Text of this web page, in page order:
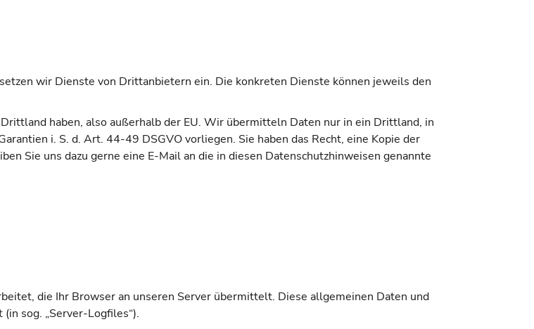
wir Dienste von Drittanbietern ein. Die konkreten Dienste können jeweils den
haben, also außerhalb der EU. Wir übermitteln Daten nur in ein Drittland, in
i. S. d. Art. 44-49 DSGVO vorliegen. Sie haben das Recht, eine Kopie der
Sie uns dazu gerne eine E-Mail an die in diesen Datenschutzhinweisen genannte
die Ihr Browser an unseren Server übermittelt. Diese allgemeinen Daten und
sog. „Server-Logfiles“).